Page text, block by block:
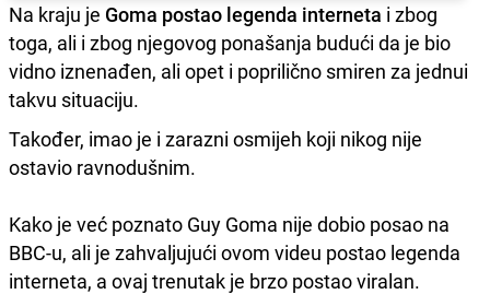
Na kraju je Goma postao legenda interneta i zbog
toga, ali i zbog njegovog ponašanja budući da je bio
vidno iznenađen, ali opet i poprilično smiren za jednui
takvu situaciju.
Također, imao je i zarazni osmijeh koji nikog nije
ostavio ravnodušnim.
Kako je već poznato Guy Goma nije dobio posao na
BBC-u, ali je zahvaljujući ovom videu postao legenda
interneta, a ovaj trenutak je brzo postao viralan.